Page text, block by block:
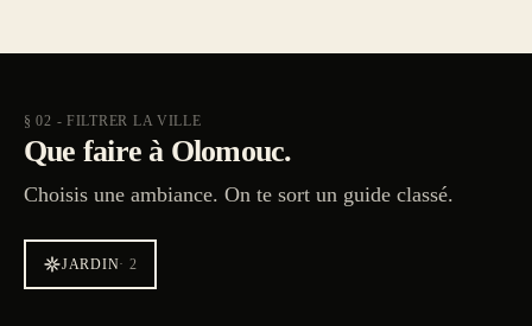
§ 02 - FILTRER LA VILLE
Que faire à Olomouc.
Choisis une ambiance. On te sort un guide classé.
JARDIN· 2